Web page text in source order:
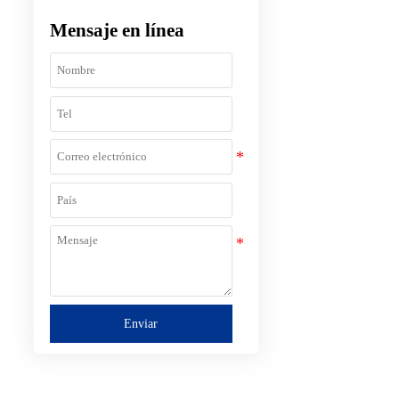
Mensaje en línea
Enviar